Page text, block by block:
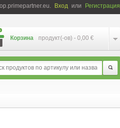
Корзина продукт(-ов) - 0,00 €
Вход или Регистрация